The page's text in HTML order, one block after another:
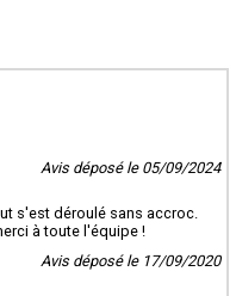
Avis déposé le 05/09/2024
s'est déroulé sans accroc.
à toute l'équipe !
Avis déposé le 17/09/2020